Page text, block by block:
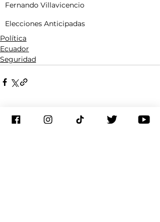
Fernando Villavicencio
Elecciones Anticipadas
Política
Ecuador
Seguridad
Entradas recientes Ver todo